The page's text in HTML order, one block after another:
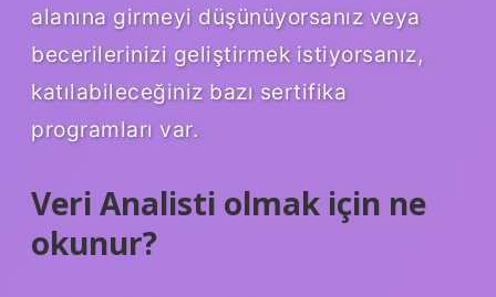
alanına girmeyi düşünüyorsanız veya
becerilerinizi geliştirmek istiyorsanız,
katılabileceğiniz bazı sertifika
programları var.
Veri Analisti olmak için ne
okunur?